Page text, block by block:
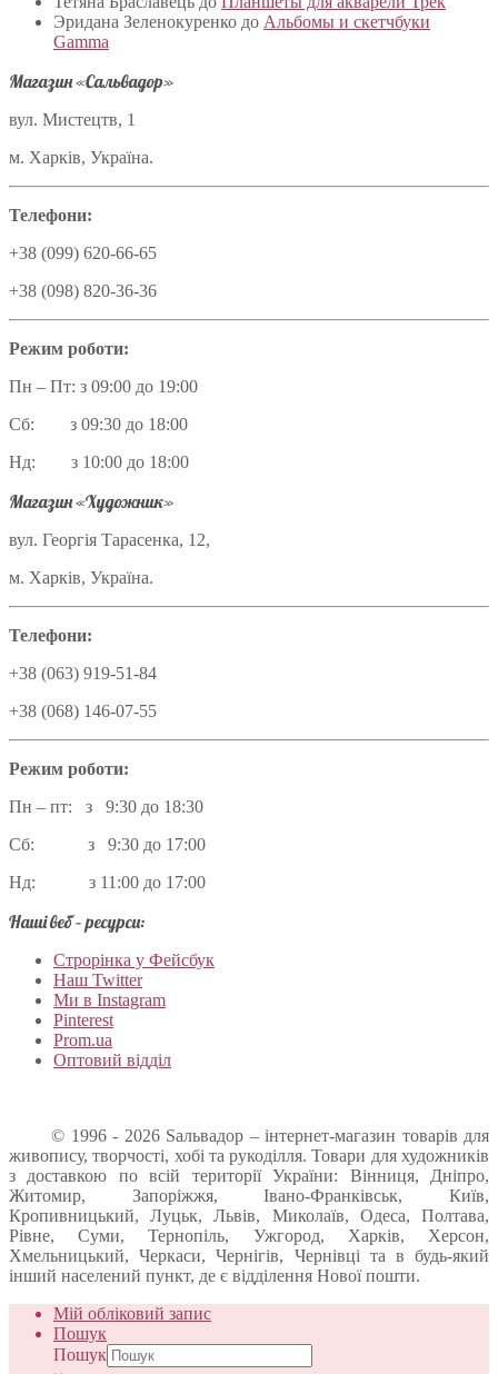
Эридана Зеленокуренко до Альбомы и скетчбуки
Gamma
Магазин «Сальвадор»
вул. Мистецтв, 1
м. Харків, Україна.
Телефони:
+38 (099) 620-66-65
+38 (098) 820-36-36
Режим роботи:
Пн – Пт: з 09:00 до 19:00
Сб: з 09:30 до 18:00
Нд: з 10:00 до 18:00
Магазин «Художник»
вул. Георгія Тарасенка, 12,
м. Харків, Україна.
Телефони:
+38 (063) 919-51-84
+38 (068) 146-07-55
Режим роботи:
Пн – пт: з 9:30 до 18:30
Сб: з 9:30 до 17:00
Нд: з 11:00 до 17:00
Наші веб – ресурси:
Строрінка у Фейсбук
Наш Twitter
Ми в Instagram
Pinterest
Prom.ua
Оптовий відділ
© 1996 - 2026 Sальвадор – інтернет-магазин товарів для
живопису, творчості, хобі та рукоділля. Товари для художників
з доставкою по всій території України: Вінниця, Дніпро,
Житомир, Запоріжжя, Івано-Франківськ, Київ,
Кропивницький, Луцьк, Львів, Миколаїв, Одеса, Полтава,
Рівне, Суми, Тернопіль, Ужгород, Харків, Херсон,
Хмельницький, Черкаси, Чернігів, Чернівці та в будь-який
інший населений пункт, де є відділення Нової пошти.
Мій обліковий запис
Пошук
Пошук